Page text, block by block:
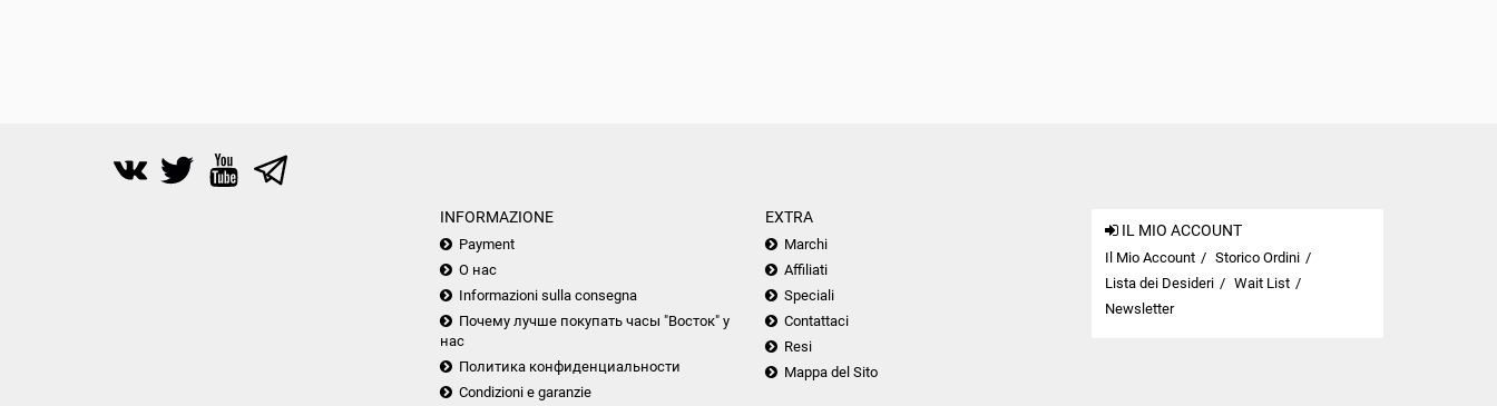
INFORMAZIONE
Payment
О нас
Informazioni sulla consegna
Почему лучше покупать часы "Восток" у
нас
Политика конфиденциальности
Condizioni e garanzie
EXTRA
Marchi
Affiliati
Speciali
Contattaci
Resi
Mappa del Sito
IL MIO ACCOUNT
Il Mio Account
Storico Ordini
Lista dei Desideri
Wait List
Newsletter